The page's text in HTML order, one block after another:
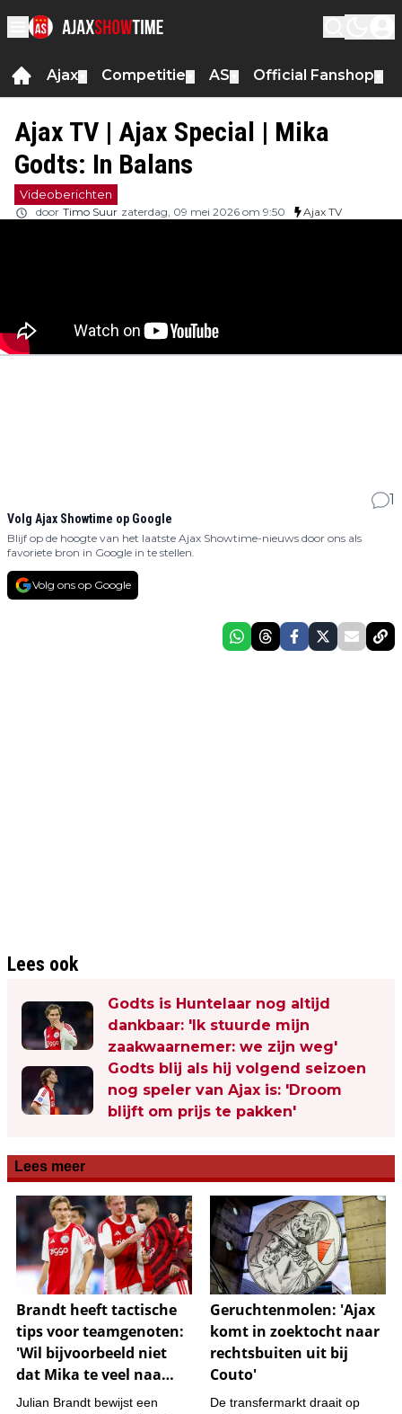
Ajax Competitie AS Official Fanshop
Ajax TV | Ajax Special | Mika
Godts: In Balans
Videoberichten
door Timo Suur zaterdag, 09 mei 2026 om 9:50 Ajax TV
1
Volg Ajax Showtime op Google
Blijf op de hoogte van het laatste Ajax Showtime-nieuws door ons als
favoriete bron in Google in te stellen.
Volg ons op Google
Lees ook
Godts is Huntelaar nog altijd
dankbaar: 'Ik stuurde mijn
zaakwaarnemer: we zijn weg'
Godts blij als hij volgend seizoen
nog speler van Ajax is: 'Droom
blijft om prijs te pakken'